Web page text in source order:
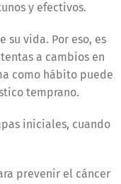
y efectivos.
su vida. Por eso, es
a cambios en
como hábito puede
temprano.
iniciales, cuando
prevenir el cáncer